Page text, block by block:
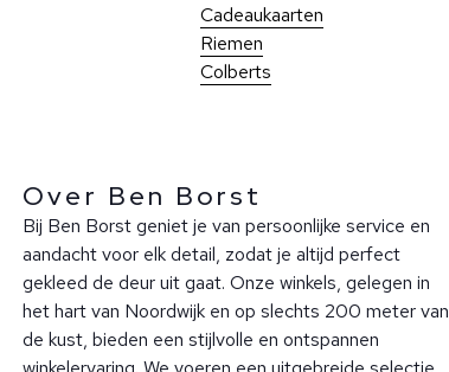
Cadeaukaarten
Riemen
Colberts
Over Ben Borst
Bij Ben Borst geniet je van persoonlijke service en
aandacht voor elk detail, zodat je altijd perfect
gekleed de deur uit gaat. Onze winkels, gelegen in
het hart van Noordwijk en op slechts 200 meter van
de kust, bieden een stijlvolle en ontspannen